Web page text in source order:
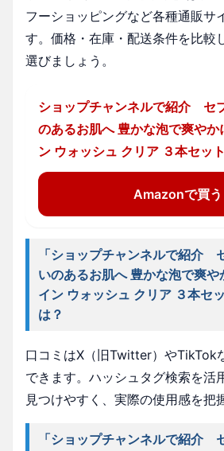
フーショッピングなど各種通販サ
す。価格・在庫・配送条件を比較
選びましょう。
ショップチャンネルで紹介 セ
のあるお肌へ 豊かな泡で爽やか
ン ウォッシュ クリア ３本セット
Amazonで買う
「ショップチャンネルで紹介
いのあるお肌へ 豊かな泡で爽
イン ウォッシュ クリア ３本セ
は？
口コミはX（旧Twitter）やTikTok
できます。ハッシュタグ検索を活
見つけやすく、実際の使用感を把
「ショップチャンネルで紹介